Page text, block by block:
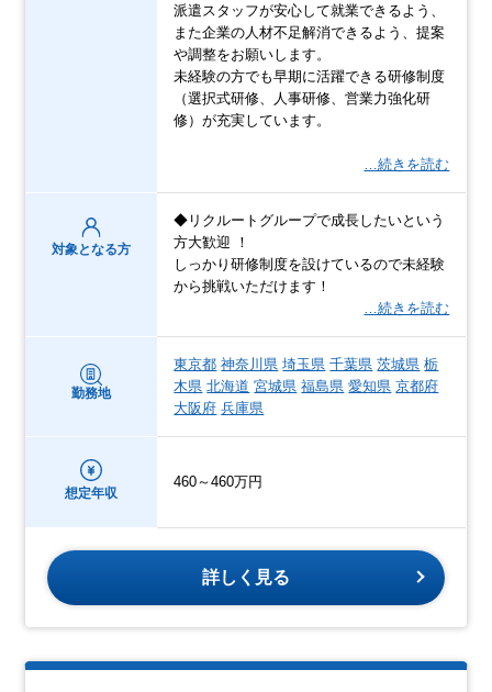
派遣スタッフが安心して就業できるよう、
また企業の人材不足解消できるよう、提案
や調整をお願いします。
未経験の方でも早期に活躍できる研修制度
（選択式研修、人事研修、営業力強化研
修）が充実しています。
…続きを読む
対象となる方
◆リクルートグループで成長したいという
方大歓迎 ！
しっかり研修制度を設けているので未経験
から挑戦いただけます！
…続きを読む
勤務地
東京都 神奈川県 埼玉県 千葉県 茨城県 栃
木県 北海道 宮城県 福島県 愛知県 京都府
大阪府 兵庫県
想定年収
460～460万円
詳しく見る